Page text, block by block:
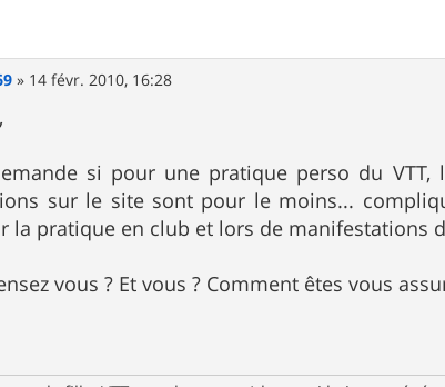
» 14 févr. 2010, 16:28
si pour une pratique perso du VTT,
sur le site sont pour le moins...
la pratique en club et lors de manifestations
vous ? Et vous ? Comment êtes vous